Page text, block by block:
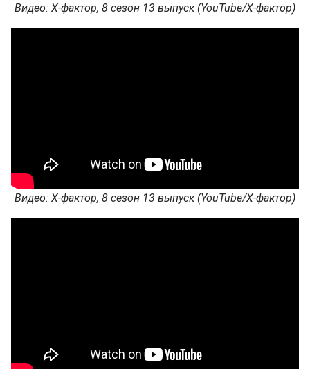
Видео: Х-фактор, 8 сезон 13 выпуск (YouTube/Х-фактор)
Видео: Х-фактор, 8 сезон 13 выпуск (YouTube/Х-фактор)